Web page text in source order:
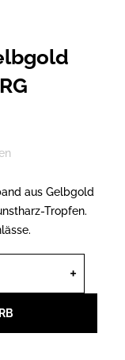
aus Gelbgold
Tropfen.
Gelbgold 585,